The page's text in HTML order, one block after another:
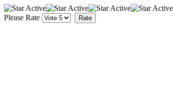
Please Rate